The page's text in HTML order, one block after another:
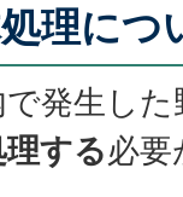
理につ
発生し
する必